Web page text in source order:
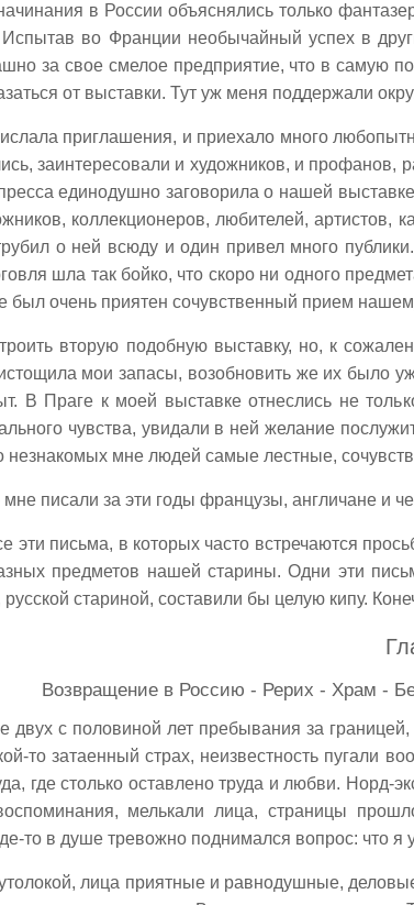
в России объяснялись только
Испытав во Франции необычайный успех в
за свое смелое предприятие, что в самую
от выставки. Тут уж меня поддержали
приглашения, и приехало много
заинтересовали и художников, и профанов,
единодушно заговорила о нашей
коллекционеров, любителей,
о ней всюду и один привел много
шла так бойко, что скоро ни одного
был очень приятен сочувственный прием
вторую подобную выставку, но, к
мои запасы, возобновить же их было
В Праге к моей выставке отнеслись не
чувства, увидали в ней желание
незнакомых мне людей самые лестные,
мне писали за эти годы французы, англичане и
эти письма, в которых часто встречаются
предметов нашей старины. Одни эти
русской стариной, составили бы целую кипу.
Возвращение в Россию - Рерих - Храм -
двух с половиной лет пребывания за
то затаенный страх, неизвестность
где столько оставлено труда и любви.
мелькали лица, страницы
то в душе тревожно поднимался вопрос: что я
лица приятные и равнодушные,